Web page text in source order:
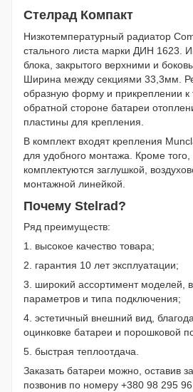
Стелрад Компакт
Низкотемпературный радиатор
стального листа марки ДИН 1623.
блока, закрытого верхними и
Ширина между секциями 33,3мм.
образную форму и прикреплении к
обратной стороне батареи
пластины для крепления.
В комплект входят крепления
для удобного монтажа. Кроме
комплектуются заглушкой,
монтажной линейкой.
Почему Stelrad?
Ряд преимуществ:
1. высокое качество товара;
2. гарантия 10 лет эксплуатации;
3. широкий ассортимент моделей,
параметров и типа подключения;
4. эстетичный внешний вид,
оцинковке батареи и порошковой
5. быстрая теплоотдача.
Заказать батареи можно, оставив
позвонив по номеру +380 98 295